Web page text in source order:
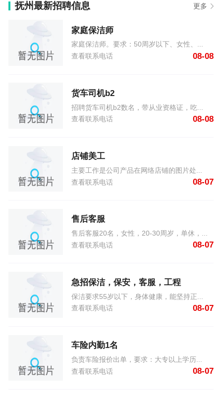
精致装修 08-08
抚州用户199****6827发布了宾馆前台，超市收银员，
淘宝客服 08-08
抚州用户181****5577发布了求购学区房 08-08
08-08
抚州用户156****7152发布了全职兼职销售类 保安 08-
08
抚州最新招聘信息 更多
家庭保洁师
家庭保洁师。要求：50周岁以下、女性、...
查看联系电话
08-08
货车司机b2
招聘货车司机b2数名，带从业资格证，吃...
查看联系电话
08-08
店铺美工
主要工作是公司产品在网络店铺的图片处...
查看联系电话
08-07
售后客服
售后客服20名，女性，20-30周岁，单休，...
查看联系电话
08-07
急招保洁，保安，客服，工程
保洁要求55岁以下，身体健康，能坚持正...
查看联系电话
08-07
车险内勤1名
负责车险报价出单，要求：大专以上学历...
查看联系电话
08-07